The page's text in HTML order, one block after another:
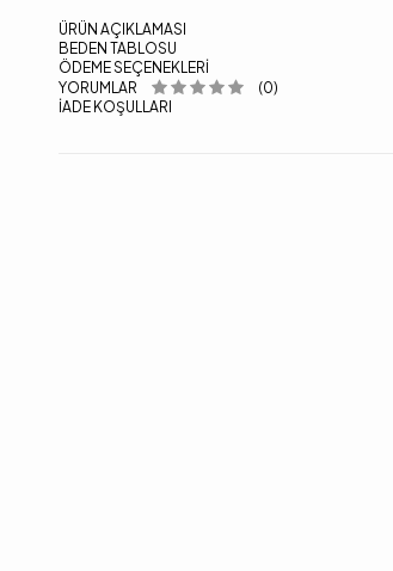
ÜRÜN AÇIKLAMASI
BEDEN TABLOSU
ÖDEME SEÇENEKLERI
YORUMLAR
(0)
İADE KOŞULLARI